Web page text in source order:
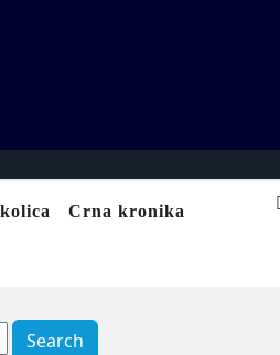
Crna kronika
Search